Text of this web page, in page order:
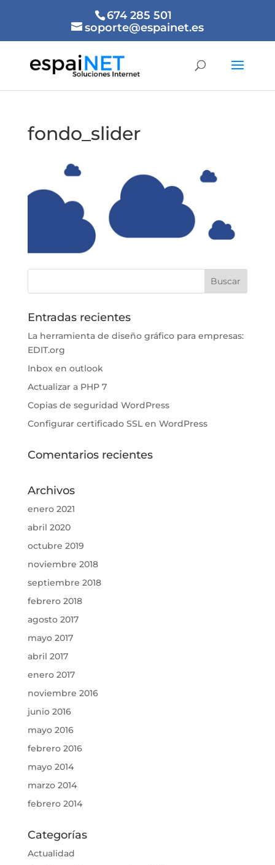
674 285 501
soporte@espainet.es
fondo_slider
Entradas recientes
La herramienta de diseño gráfico para empresas:
EDIT.org
Inbox en outlook
Actualizar a PHP 7
Copias de seguridad WordPress
Configurar certificado SSL en WordPress
Comentarios recientes
Archivos
enero 2021
abril 2020
octubre 2019
noviembre 2018
septiembre 2018
febrero 2018
agosto 2017
mayo 2017
abril 2017
enero 2017
noviembre 2016
junio 2016
mayo 2016
febrero 2016
mayo 2014
marzo 2014
febrero 2014
Categorías
Actualidad